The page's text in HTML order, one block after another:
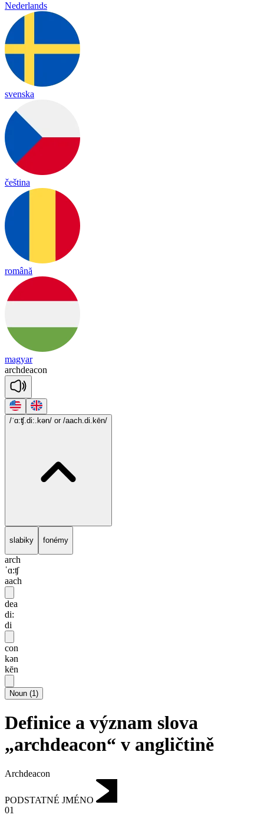
Nederlands
svenska
čeština
română
magyar
archdeacon
/ˈɑ:ʧ.di:.kən/ or /aach.di.kēn/
slabiky fonémy
arch
ˈɑ:ʧ
aach
dea
di:
di
con
kən
kēn
Noun (1)
Definice a význam slova
„archdeacon“ v angličtině
Archdeacon
PODSTATNÉ JMÉNO
01